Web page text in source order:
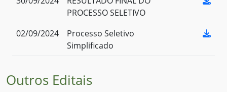
PROCESSO SELETIVO
02/09/2024
Processo Seletivo
Simplificado
Outros Editais